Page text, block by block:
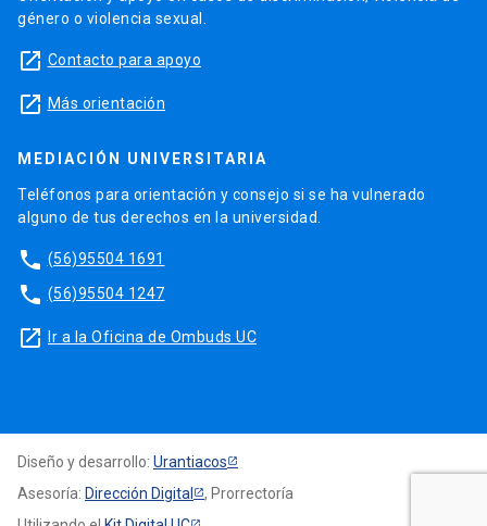
género o violencia sexual.
launch Contacto para apoyo
launch Más orientación
MEDIACIÓN UNIVERSITARIA
Teléfonos para orientación y consejo si se ha vulnerado
alguno de tus derechos en la universidad.
phone (56)95504 1691
phone (56)95504 1247
launch Ir a la Oficina de Ombuds UC
Diseño y desarrollo: Urantiacos
Asesoría: Dirección Digital
, Prorrectoría